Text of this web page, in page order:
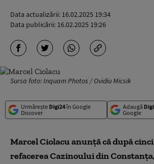
Data actualizării: 16.02.2025 19:34
Data publicării: 16.02.2025 19:26
Sursa foto: Inquam Photos / Ovidiu Micsik
Urmărește Digi24în Google
Discover
Adaugă
Google
Marcel Ciolacu anunţă că după
refacerea Cazinoului din